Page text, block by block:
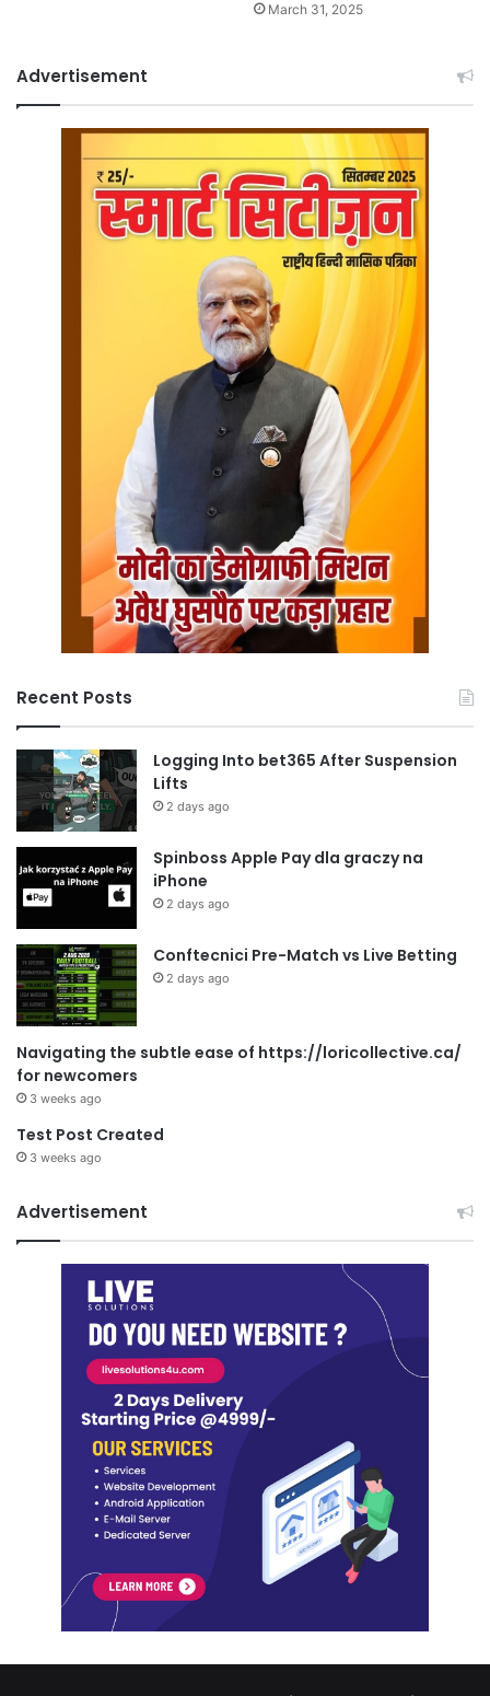
March 31, 2025
Advertisement
Recent Posts
Logging Into bet365 After Suspension
Lifts
2 days ago
Spinboss Apple Pay dla graczy na
iPhone
2 days ago
Conftecnici Pre-Match vs Live Betting
2 days ago
Navigating the subtle ease of https://loricollective.ca/
for newcomers
3 weeks ago
Test Post Created
3 weeks ago
Advertisement